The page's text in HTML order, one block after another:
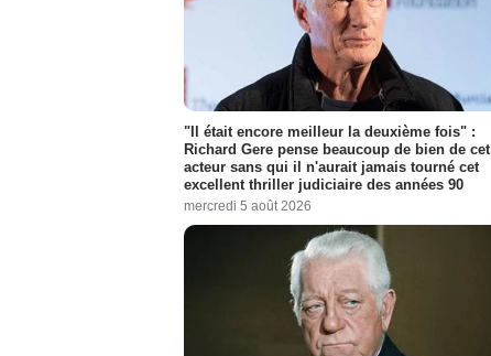
"Il était encore meilleur la deuxième fois" :
Richard Gere pense beaucoup de bien de cet
acteur sans qui il n'aurait jamais tourné cet
excellent thriller judiciaire des années 90
mercredi 5 août 2026